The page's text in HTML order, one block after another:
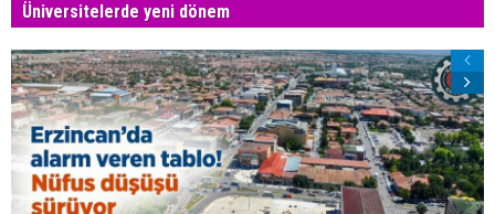
Üniversitelerde yeni dönem